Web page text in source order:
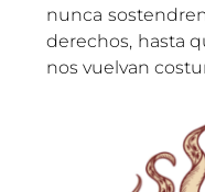
nunca
derechos, hasta
nos vuelvan